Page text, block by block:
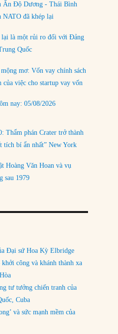
MORE
Ấn Độ Dương - Thái Bình
NATO đã khép lại
lại là một rủi ro đối với Đảng
Quốc
mơ: Vốn vay chính sách
của việc cho startup vay vốn
nay: 05/08/2026
Thẩm phán Crater trở thành
tích bí ẩn nhất” New York
Hoàng Văn Hoan và vụ
sau 1979
Đại sứ Hoa Kỳ Elbridge
công và khánh thành xa
tư tưởng chiến tranh của
Cuba
và sức mạnh mềm của